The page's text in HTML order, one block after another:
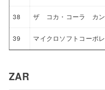
38 ザ コカ・コーラ カン
39 マイクロソフトコーポ
ZAR